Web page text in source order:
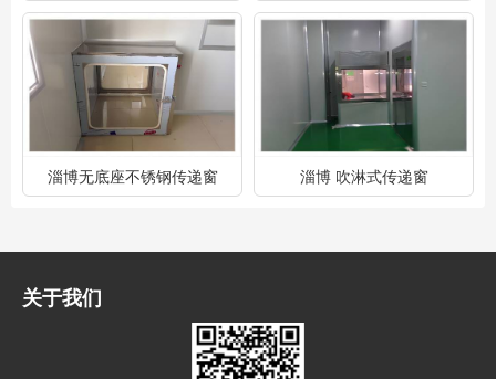
淄博无底座不锈钢传递窗 淄博 吹淋式传递窗
关于我们